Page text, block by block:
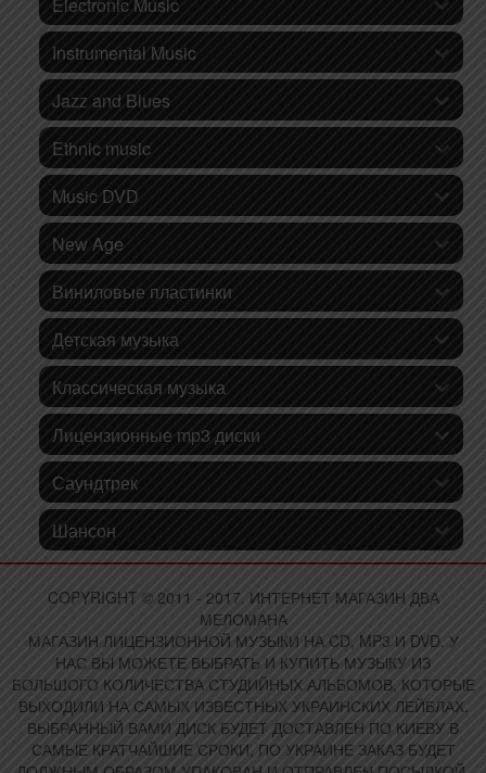
Instrumental Music
Jazz and Blues
Ethnic music
Music DVD
New Age
Виниловые пластинки
Детская музыка
Классическая музыка
Лицензионные mp3 диски
Саундтрек
Шансон
COPYRIGHT © 2011 - 2017. ИНТЕРНЕТ МАГАЗИН ДВА
МЕЛОМАНА
МАГАЗИН ЛИЦЕНЗИОННОЙ МУЗЫКИ НА CD, MP3 И DVD. У
НАС ВЫ МОЖЕТЕ ВЫБРАТЬ И КУПИТЬ МУЗЫКУ ИЗ
БОЛЬШОГО КОЛИЧЕСТВА СТУДИЙНЫХ АЛЬБОМОВ, КОТОРЫЕ
ВЫХОДИЛИ НА САМЫХ ИЗВЕСТНЫХ УКРАИНСКИХ ЛЕЙБЛАХ.
ВЫБРАННЫЙ ВАМИ ДИСК БУДЕТ ДОСТАВЛЕН ПО КИЕВУ В
САМЫЕ КРАТЧАЙШИЕ СРОКИ, ПО УКРАИНЕ ЗАКАЗ БУДЕТ